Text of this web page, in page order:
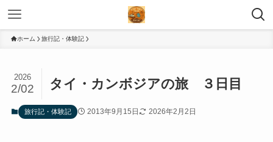
ホーム 旅行記・体験記
タイ・カンボジアの旅 ３日目
2026
2/02
旅行記・体験記 2013年9月15日 2026年2月2日